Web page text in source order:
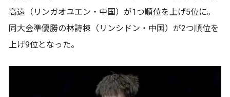
高遠（リンガオユエン・中国）が1つ順位を上げ5位に。
同大会準優勝の林詩棟（リンシドン・中国）が2つ順位を
上げ9位となった。